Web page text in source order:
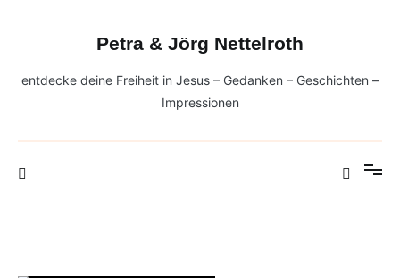
Petra & Jörg Nettelroth
entdecke deine Freiheit in Jesus – Gedanken – Geschichten –
Impressionen